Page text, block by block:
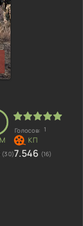
Голосов: 1
(30)7.546 (16)